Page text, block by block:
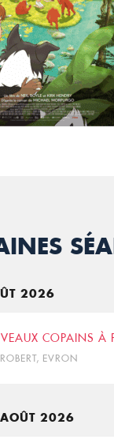
2026
COPAINS À
EVRON
2026